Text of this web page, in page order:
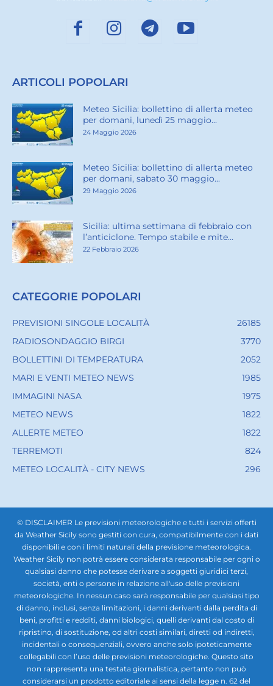
ARTICOLI POPOLARI
Meteo Sicilia: bollettino di allerta meteo
per domani, lunedì 25 maggio...
24 Maggio 2026
Meteo Sicilia: bollettino di allerta meteo
per domani, sabato 30 maggio...
29 Maggio 2026
Sicilia: ultima settimana di febbraio con
l’anticiclone. Tempo stabile e mite...
22 Febbraio 2026
CATEGORIE POPOLARI
PREVISIONI SINGOLE LOCALITÀ
26185
RADIOSONDAGGIO BIRGI
3770
BOLLETTINI DI TEMPERATURA
2052
MARI E VENTI METEO NEWS
1985
IMMAGINI NASA
1975
METEO NEWS
1822
ALLERTE METEO
1822
TERREMOTI
824
METEO LOCALITÀ - CITY NEWS
296
© DISCLAIMER Le previsioni meteorologiche e tutti i servizi offerti
da Weather Sicily sono gestiti con cura, compatibilmente con i dati
disponibili e con i limiti naturali della previsione meteorologica.
Weather Sicily non potrà essere considerata responsabile per ogni o
qualsiasi danno che potesse derivare a soggetti giuridici terzi,
società, enti o persone in relazione all'uso delle previsioni
meteorologiche. In nessun caso sarà responsabile per qualsiasi tipo
di danno, inclusi, senza limitazioni, i danni derivanti dalla perdita di
beni, profitti e redditi, danni biologici, quelli derivanti dal costo di
ripristino, di sostituzione, od altri costi similari, diretti od indiretti,
incidentali o consequenziali, ovvero anche solo ipoteticamente
collegabili con l’uso delle previsioni meteorologiche. Questo sito
non rappresenta una testata giornalistica, pertanto non può
considerarsi un prodotto editoriale ai sensi della legge n. 62 del